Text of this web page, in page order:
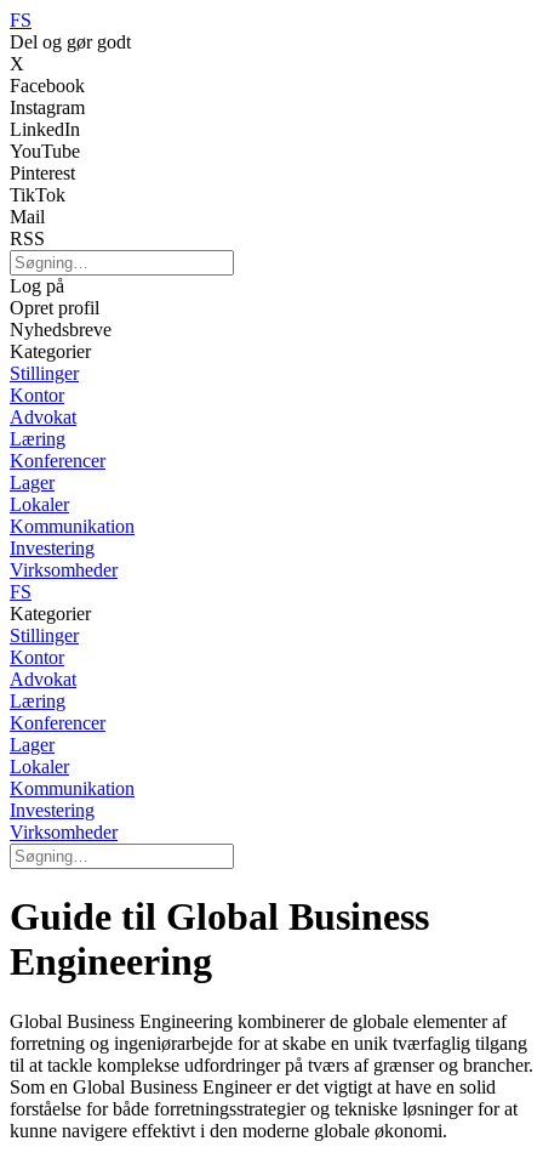
FS
Del og gør godt
X
Facebook
Instagram
LinkedIn
YouTube
Pinterest
TikTok
Mail
RSS
Log på
Opret profil
Nyhedsbreve
Kategorier
Stillinger
Kontor
Advokat
Læring
Konferencer
Lager
Lokaler
Kommunikation
Investering
Virksomheder
FS
Kategorier
Stillinger
Kontor
Advokat
Læring
Konferencer
Lager
Lokaler
Kommunikation
Investering
Virksomheder
Guide til Global Business
Engineering
Global Business Engineering kombinerer de globale elementer af
forretning og ingeniørarbejde for at skabe en unik tværfaglig tilgang
til at tackle komplekse udfordringer på tværs af grænser og brancher.
Som en Global Business Engineer er det vigtigt at have en solid
forståelse for både forretningsstrategier og tekniske løsninger for at
kunne navigere effektivt i den moderne globale økonomi.